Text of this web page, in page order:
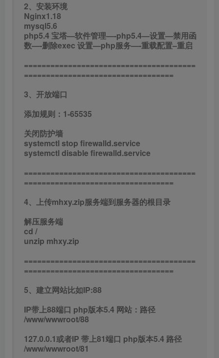
2、安装环境
Nginx1.18
mysql5.6
php5.4 宝塔—软件管理—-php5.4—设置—禁用函
数—-删除exec 设置—php服务—-重载配置–重启
=======================================
==================================
3、开放端口
添加规则：1-65535
关闭防护墙
systemctl stop firewalld.service
systemctl disable firewalld.service
=======================================
==================================
4、上传mhxy.zip服务端到服务器的根目录
解压服务端
cd /
unzip mhxy.zip
=======================================
==================================
5、建立网站比如IP:88
IP带上88端口 php版本5.4 网站：路径
/www/wwwroot/88
127.0.0.1或者IP 带上81端口 php版本5.4 路径
/www/wwwroot/81